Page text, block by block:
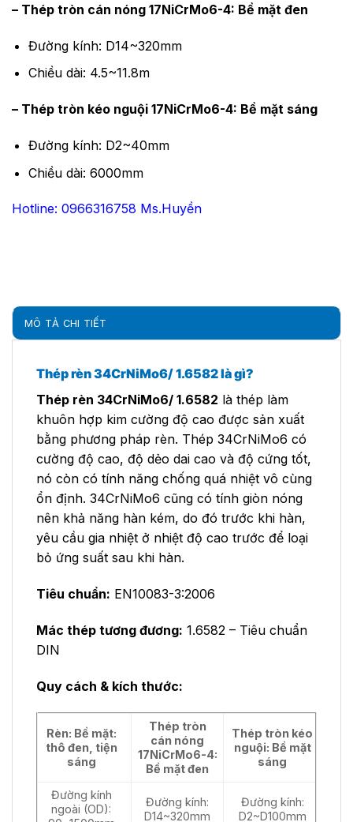
– Thép tròn cán nóng 17NiCrMo6-4: Bề mặt đen
Đường kính: D14~320mm
Chiều dài: 4.5~11.8m
– Thép tròn kéo nguội 17NiCrMo6-4: Bề mặt sáng
Đường kính: D2~40mm
Chiều dài: 6000mm
Hotline: 0966316758 Ms.Huyền
MÔ TẢ CHI TIẾT
Thép rèn 34CrNiMo6/ 1.6582 là gì?
Thép rèn 34CrNiMo6/ 1.6582 là thép làm
khuôn hợp kim cường độ cao được sản xuất
bằng phương pháp rèn. Thép 34CrNiMo6 có
cường độ cao, độ dẻo dai cao và độ cứng tốt,
nó còn có tính năng chống quá nhiệt vô cùng
ổn định. 34CrNiMo6 cũng có tính giòn nóng
nên khả năng hàn kém, do đó trước khi hàn,
yêu cầu gia nhiệt ở nhiệt độ cao trước để loại
bỏ ứng suất sau khi hàn.
Tiêu chuẩn: EN10083-3:2006
Mác thép tương đương: 1.6582 – Tiêu chuẩn
DIN
Quy cách & kích thước:
Rèn: Bề mặt:
thô đen, tiện
sáng
Thép tròn
cán nóng
17NiCrMo6-4:
Bề mặt đen
Thép tròn kéo
nguội: Bề mặt
sáng
Đường kính
ngoài (OD):
Đường kính:
D14~320mm
Đường kính:
D2~D100mm